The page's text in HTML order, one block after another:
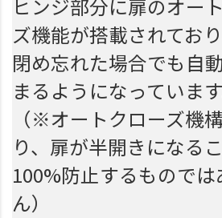
ヒンジ部分に扉のオー
ズ機能が搭載されてお
閉め忘れた場合でも自
まるようになっています
（※オートクローズ機
り、扉が半開きになる
100%防止するものでは
ん）